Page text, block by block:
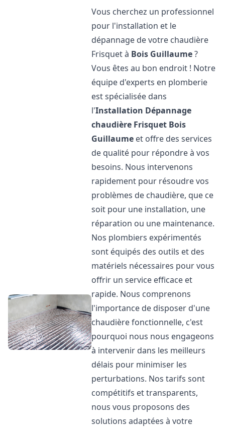
Vous cherchez un professionnel
pour l'installation et le
dépannage de votre chaudière
Frisquet à Bois Guillaume?
Vous êtes au bon endroit ! Notre
équipe d'experts en plomberie
est spécialisée dans
l'Installation Dépannage
chaudière Frisquet Bois
Guillaume et offre des services
de qualité pour répondre à vos
besoins. Nous intervenons
rapidement pour résoudre vos
problèmes de chaudière, que ce
soit pour une installation, une
réparation ou une maintenance.
Nos plombiers expérimentés
sont équipés des outils et des
matériels nécessaires pour vous
offrir un service efficace et
rapide. Nous comprenons
l'importance de disposer d'une
chaudière fonctionnelle, c'est
pourquoi nous nous engageons
à intervenir dans les meilleurs
délais pour minimiser les
perturbations. Nos tarifs sont
compétitifs et transparents,
nous vous proposons des
solutions adaptées à votre